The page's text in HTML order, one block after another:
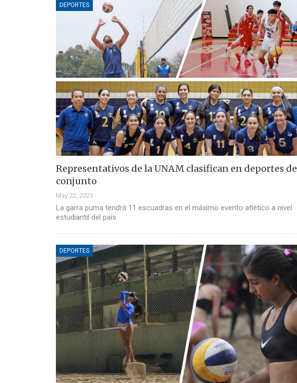
DEPORTES
Representativos de la UNAM clasifican en deportes de
conjunto
May 22, 2023
La garra puma tendrá 11 escuadras en el máximo evento atlético a nivel
estudiantil del país
DEPORTES